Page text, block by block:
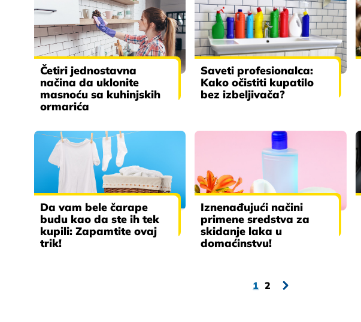
Četiri jednostavna
načina da uklonite
masnoću sa kuhinjskih
ormarića
Saveti profesionalca:
Kako očistiti kupatilo
bez izbeljivača?
Da vam bele čarape
budu kao da ste ih tek
kupili: Zapamtite ovaj
trik!
Iznenađujući načini
primene sredstva za
skidanje laka u
domaćinstvu!
1 2